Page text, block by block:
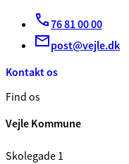
76 81 00 00
post@vejle.dk
Kontakt os
Find os
Vejle Kommune
Skolegade 1